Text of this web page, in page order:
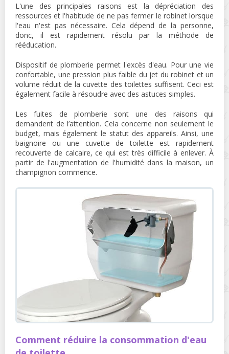
L'une des principales raisons est la dépréciation des
ressources et l'habitude de ne pas fermer le robinet lorsque
l'eau n'est pas nécessaire. Cela dépend de la personne,
donc, il est rapidement résolu par la méthode de
rééducation.
Dispositif de plomberie permet l'excès d'eau. Pour une vie
confortable, une pression plus faible du jet du robinet et un
volume réduit de la cuvette des toilettes suffisent. Ceci est
également facile à résoudre avec des astuces simples.
Les fuites de plomberie sont une des raisons qui
demandent de l’attention. Cela concerne non seulement le
budget, mais également le statut des appareils. Ainsi, une
baignoire ou une cuvette de toilette est rapidement
recouverte de calcaire, ce qui est très difficile à enlever. À
partir de l'augmentation de l'humidité dans la maison, un
champignon commence.
Comment réduire la consommation d'eau